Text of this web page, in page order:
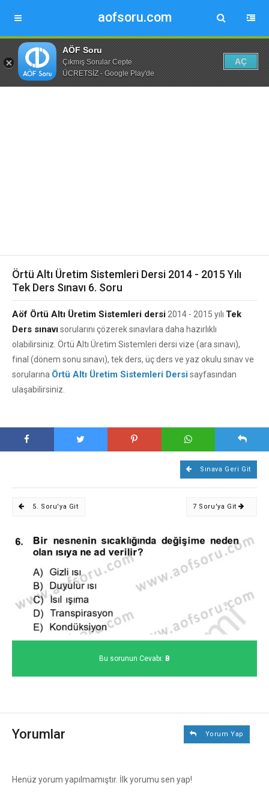
aofsoru.com
AÖF Soru
Çıkmış Sorular Cepte
ÜCRETSİZ - Google Play'de
AÇ
Örtü Altı Üretim Sistemleri Dersi 2014 - 2015 Yılı
Tek Ders Sınavı 6. Soru
Aöf Örtü Altı Üretim Sistemleri dersi 2014 - 2015 yılı Tek
Ders sınavısorularını çözerek sınavlara daha hazırlıklı
olabilirsiniz. Örtü Altı Üretim Sistemleri dersi vize (ara sınavı),
final (dönem sonu sınavı), tek ders, üç ders ve yaz okulu sınav ve
sorularına Örtü Altı Üretim Sistemleri Dersisayfasından
ulaşabilirsiniz.
Sınava Geri Git
5. Soru'ya Git 7 Soru'ya Git
Bu sorunun Cevabı: B
Yorumlar Yorum Yap
Henüz yorum yapılmamıştır. İlk yorumu sen yap!